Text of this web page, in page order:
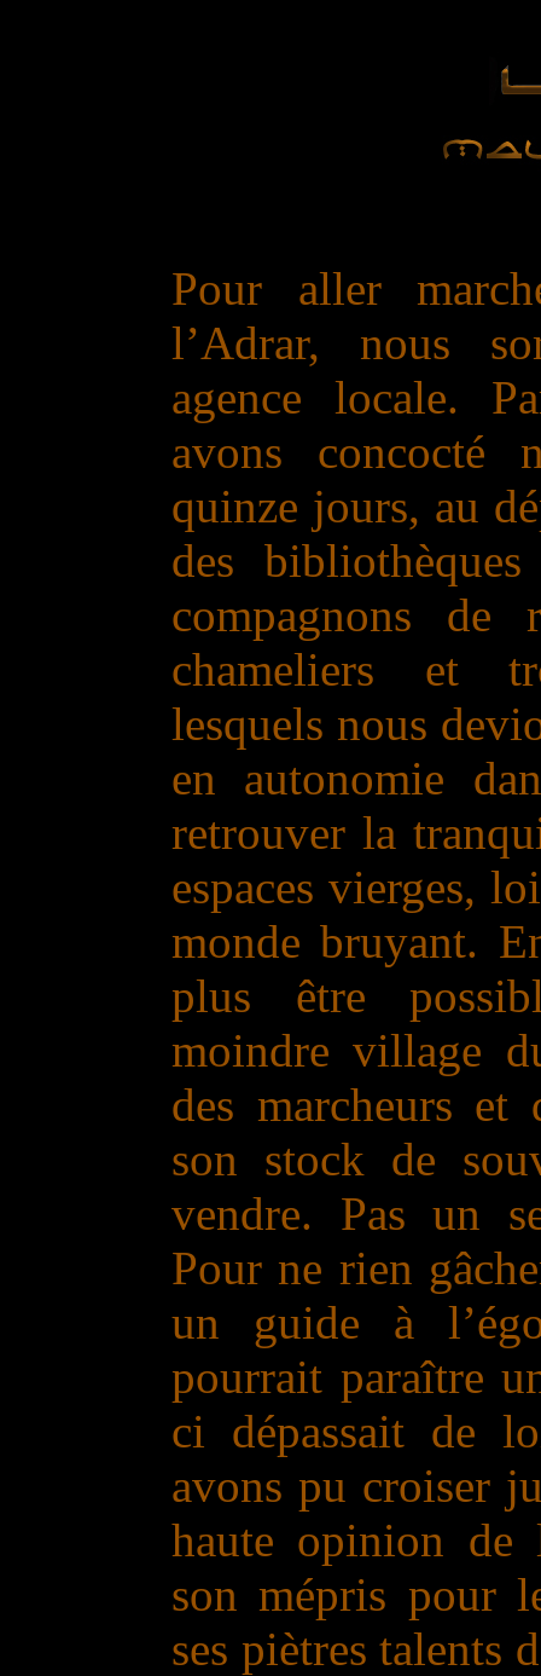
Pour aller
l’Adrar, nous
agence locale.
avons concocté
quinze jours, au
des
compagnons
chameliers et
lesquels nous
en autonomie
retrouver la
espaces vierges,
monde bruyant.
plus être
moindre village
des marcheurs et
son stock de
vendre. Pas un
Pour ne rien
un guide à
pourrait paraître
ci dépassait de
avons pu croiser
haute opinion de
son mépris pour
ses piètres talents